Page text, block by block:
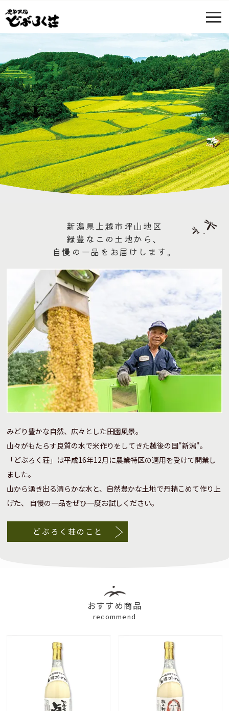
新潟県上越市坪山地区
緑豊なこの土地から、
自慢の一品をお届けします。
みどり豊かな自然、広々とした田園風景。
山々がもたらす良質の水で米作りをしてきた越後の国"新潟"。
「どぶろく荘」は平成16年12月に農業特区の適用を受けて開業し
ました。
山から湧き出る清らかな水と、自然豊かな土地で丹精こめて作り上
げた、
自慢の一品をぜひ一度お試しください。
どぶろく荘のこと
おすすめ商品
recommend